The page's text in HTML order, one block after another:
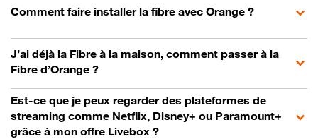
Comment faire installer la fibre avec Orange ?
J’ai déjà la Fibre à la maison, comment passer à la
Fibre d’Orange ?
Est-ce que je peux regarder des plateformes de
streaming comme Netflix, Disney+ ou Paramount+
grâce à mon offre Livebox ?